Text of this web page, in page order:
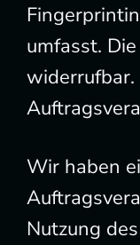
umfasst.
widerrufbar.
Wir haben
Nutzung